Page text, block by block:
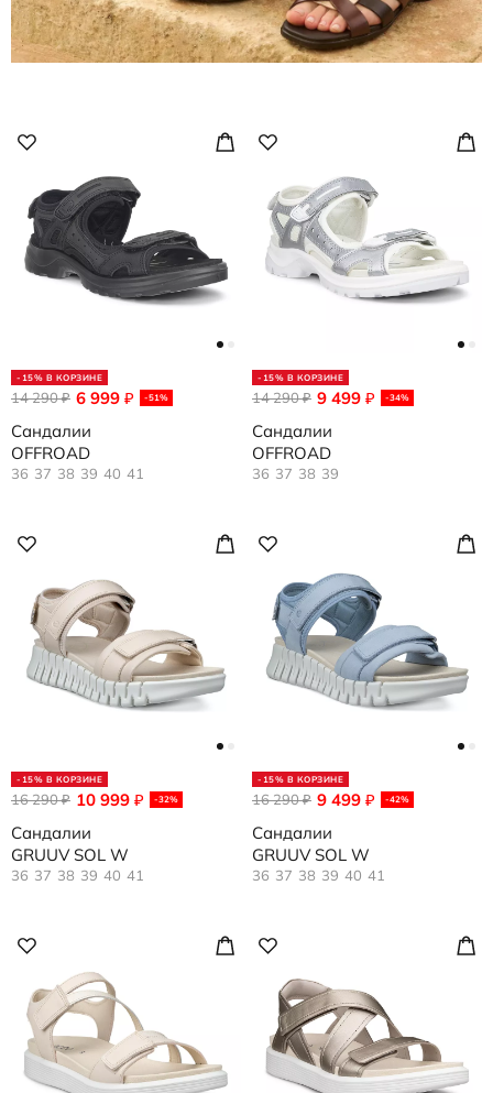
-15% В КОРЗИНЕ
6 999 ₽ -51%
14 290₽
Сандалии
OFFROAD
36 37 38 39 40 41
-15% В КОРЗИНЕ
9 499 ₽ -34%
14 290₽
Сандалии
OFFROAD
36 37 38 39
-15% В КОРЗИНЕ
10 999 ₽ -32%
16 290₽
Сандалии
GRUUV SOL W
36 37 38 39 40 41
-15% В КОРЗИНЕ
9 499 ₽ -42%
16 290₽
Сандалии
GRUUV SOL W
36 37 38 39 40 41